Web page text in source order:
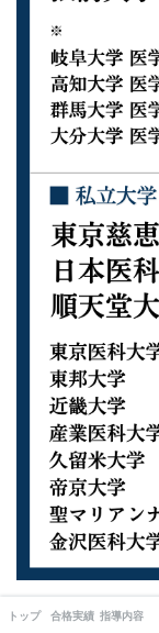
トップ 合格実績 指導内容